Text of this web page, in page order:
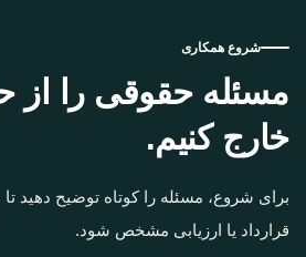
شروع همکاری
مسئله حقوقی را از
خارج کنیم.
برای شروع، مسئله را کوتاه توضیح دهید
قرارداد یا ارزیابی مشخص شود.